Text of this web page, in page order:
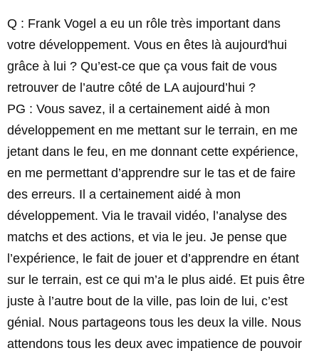
Q : Frank Vogel a eu un rôle très important dans
votre développement. Vous en êtes là aujourd'hui
grâce à lui ? Qu’est-ce que ça vous fait de vous
retrouver de l’autre côté de LA aujourd’hui ?
PG : Vous savez, il a certainement aidé à mon
développement en me mettant sur le terrain, en me
jetant dans le feu, en me donnant cette expérience,
en me permettant d’apprendre sur le tas et de faire
des erreurs. Il a certainement aidé à mon
développement. Via le travail vidéo, l’analyse des
matchs et des actions, et via le jeu. Je pense que
l’expérience, le fait de jouer et d’apprendre en étant
sur le terrain, est ce qui m’a le plus aidé. Et puis être
juste à l’autre bout de la ville, pas loin de lui, c’est
génial. Nous partageons tous les deux la ville. Nous
attendons tous les deux avec impatience de pouvoir